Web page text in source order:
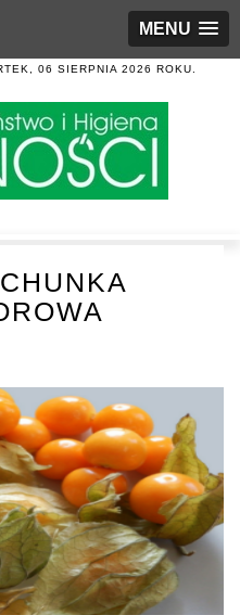
MENU
06 SIERPNIA 2026 ROKU.